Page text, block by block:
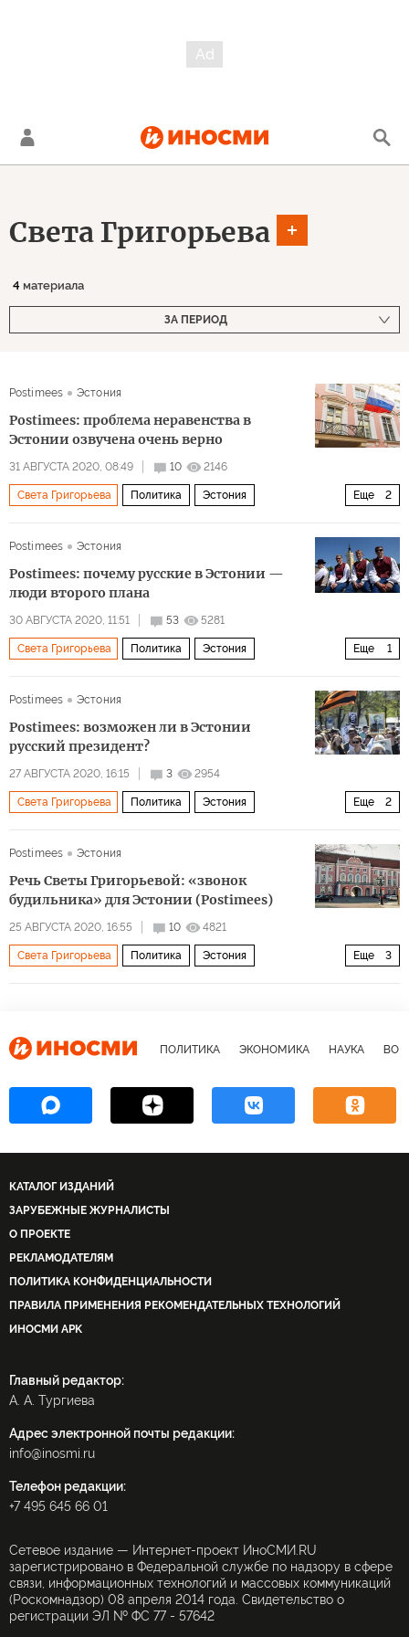
Света Григорьева
4 материала
ЗА ПЕРИОД
Postimees Эстония
Postimees: проблема неравенства в
Эстонии озвучена очень верно
31 АВГУСТА 2020, 08:49 10 2146
Еще 2
Света Григорьева Политика Эстония
Postimees
Эстония
Postimees: почему русские в Эстонии —
люди второго плана
30 АВГУСТА 2020, 11:51 53 5281
Еще 1
Света Григорьева Политика Эстония
Postimees
Эстония
Postimees: возможен ли в Эстонии
русский президент?
27 АВГУСТА 2020, 16:15 3 2954
Еще 2
Света Григорьева Политика Эстония
Postimees
Эстония
Речь Светы Григорьевой: «звонок
будильника» для Эстонии (Postimees)
25 АВГУСТА 2020, 16:55 10 4821
Еще 3
Света Григорьева Политика Эстония
ПОЛИТИКА ЭКОНОМИКА НАУКА
КАТАЛОГ ИЗДАНИЙ
ЗАРУБЕЖНЫЕ ЖУРНАЛИСТЫ
О ПРОЕКТЕ
РЕКЛАМОДАТЕЛЯМ
ПОЛИТИКА КОНФИДЕНЦИАЛЬНОСТИ
ПРАВИЛА ПРИМЕНЕНИЯ РЕКОМЕНДАТЕЛЬНЫХ ТЕХНОЛОГИЙ
ИНОСМИ APK
Главный редактор:
А. А. Тургиева
Адрес электронной почты редакции:
info@inosmi.ru
Телефон редакции:
+7 495 645 66 01
Сетевое издание — Интернет-проект ИноСМИ.RU
зарегистрировано в Федеральной службе по надзору в сфере
связи, информационных технологий и массовых коммуникаций
(Роскомнадзор) 08 апреля 2014 года. Свидетельство о
регистрации ЭЛ № ФС 77 - 57642